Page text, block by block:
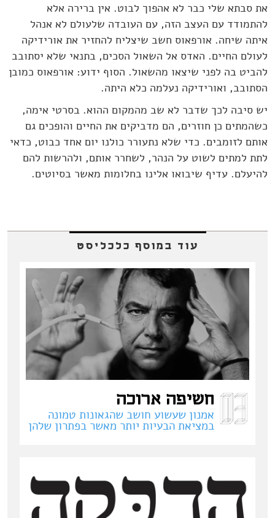
את סבתא שלי כבר לא אהפוך לבוט. אין ברירה אלא
להתמודד עם העצב הזה, עם העובדה שלעולם לא אנהל
איתה שיחה. אורפאוס חשב שיצליח להחזיר את אורידיקה
לעולם החיים. האדס אל השאול הסכים, בתנאי שלא יסתובב
להביט בה לפני שיצאו מהשאול. הסוף ידוע: אורפאוס כמובן
הסתובב, ואורידיקה נעלמה כלא היתה.
יש סיבה לכך שדבר לא שב מהמקום ההוא. בסרטי אימה,
כשהמתים כן חוזרים, הם מדביקים את החיים והופכים גם
אותם לזומבים. כדי שלא נתעורר כולנו יום אחד כבוט, כדאי
לתת למתים לשוט על הנהר, לשחרר אותם, ולהרשות להם
להיעלם. עדיף שיבואו אלינו בחלומות מאשר בסיוטים.
עוד במוסף כלכליסט
חשיפה ארוכה
אמנון שעשוע חושב שהגאונות טמונה
במציאת הבעיות יותר מאשר בפתרון שלהן